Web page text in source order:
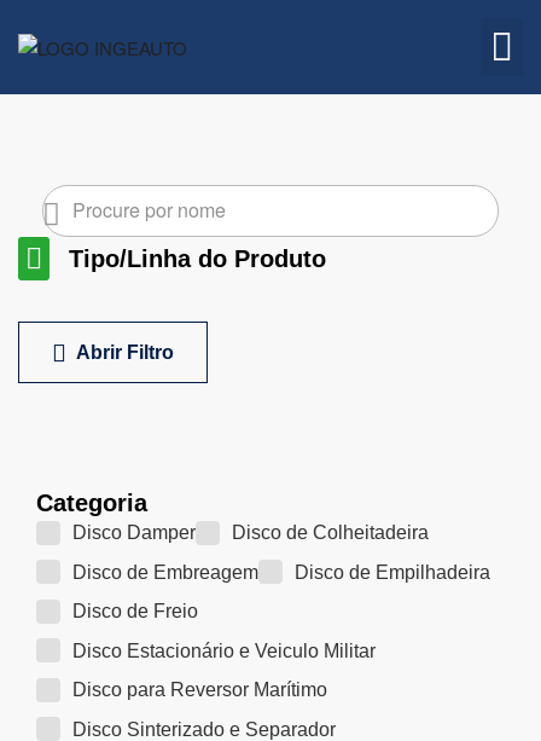
Tipo/Linha do Produto
Abrir Filtro
Categoria
Disco Damper
Disco de Colheitadeira
Disco de Embreagem
Disco de Empilhadeira
Disco de Freio
Disco Estacionário e Veiculo Militar
Disco para Reversor Marítimo
Disco Sinterizado e Separador